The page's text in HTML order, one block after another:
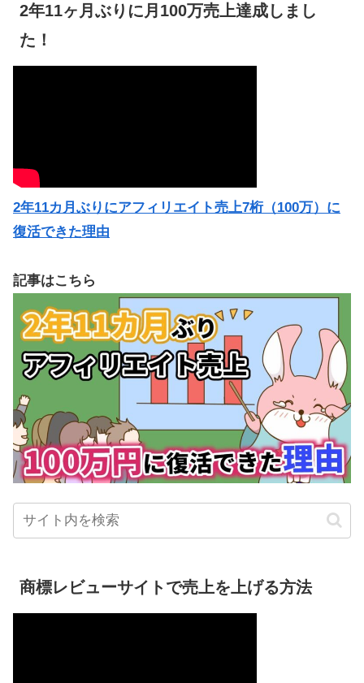
2年11ヶ月ぶりに月100万売上達成しまし
た！
2年11カ月ぶりにアフィリエイト売上7桁（100万）に
復活できた理由
記事はこちら
商標レビューサイトで売上を上げる方法